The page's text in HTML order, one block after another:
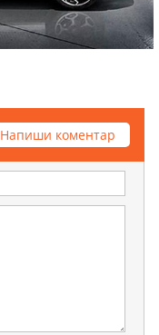
Напиши коментар